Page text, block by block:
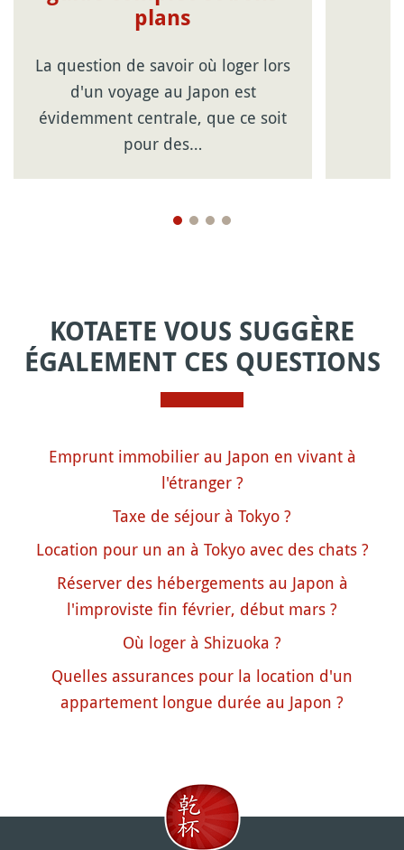
plans
La question de savoir où loger lors
d'un voyage au Japon est
évidemment centrale, que ce soit
pour des…
KOTAETE VOUS SUGGÈRE
ÉGALEMENT CES QUESTIONS
Emprunt immobilier au Japon en vivant à
l'étranger ?
Taxe de séjour à Tokyo ?
Location pour un an à Tokyo avec des chats ?
Réserver des hébergements au Japon à
l'improviste fin février, début mars ?
Où loger à Shizuoka ?
Quelles assurances pour la location d'un
appartement longue durée au Japon ?